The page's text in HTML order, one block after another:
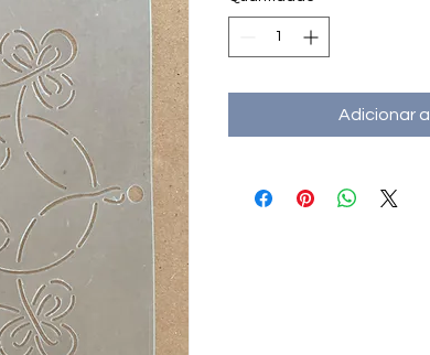
Adicionar